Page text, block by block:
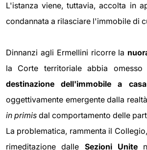
L'istanza viene, tuttavia, accolta in
condannata a rilasciare l'immobile di
Dinnanzi agli Ermellini ricorre la
la Corte territoriale abbia
destinazione dell'immobile a
oggettivamente emergente dalla
in primis dal comportamento delle
La problematica, rammenta il
rimeditazione dalle Sezioni Unite